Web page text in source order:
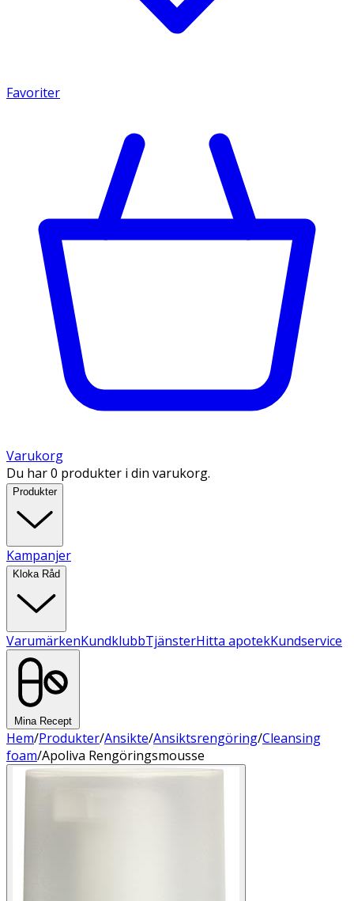
Favoriter
Varukorg
Du har 0 produkter i din varukorg.
Produkter
Kampanjer
Kloka Råd
VarumärkenKundklubbTjänsterHitta apotekKundservice
Mina Recept
Hem/Produkter/Ansikte/Ansiktsrengöring/Cleansing
foam/Apoliva Rengöringsmousse